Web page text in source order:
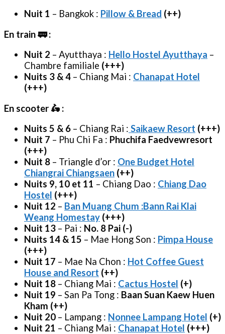
Nuit 1 – Bangkok : Pillow & Bread (++)
En train 🚃 :
Nuit 2 – Ayutthaya : Hello Hostel Ayutthaya –
Chambre familiale (+++)
Nuits 3 & 4 – Chiang Mai : Chanapat Hotel
(+++)
En scooter 🛵 :
Nuits 5 & 6 – Chiang Rai : Saikaew Resort (+++)
Nuit 7 – Phu Chi Fa : Phuchifa Faedvewresort
(+++)
Nuit 8 – Triangle d’or : One Budget Hotel
Chiangrai Chiangsaen (++)
Nuits 9, 10 et 11 – Chiang Dao : Chiang Dao
Hostel (+++)
Nuit 12 – Ban Muang Chum :Bann Rai Klai
Weang Homestay (+++)
Nuit 13 – Pai : No. 8 Pai (-)
Nuits 14 & 15 – Mae Hong Son : Pimpa House
(+++)
Nuit 17 – Mae Na Chon : Hot Coffee Guest
House and Resort (++)
Nuit 18 – Chiang Mai : Cactus Hostel (+)
Nuit 19 – San Pa Tong : Baan Suan Kaew Huen
Kham (++)
Nuit 20 – Lampang : Nonnee Lampang Hotel (+)
Nuit 21 – Chiang Mai : Chanapat Hotel (+++)